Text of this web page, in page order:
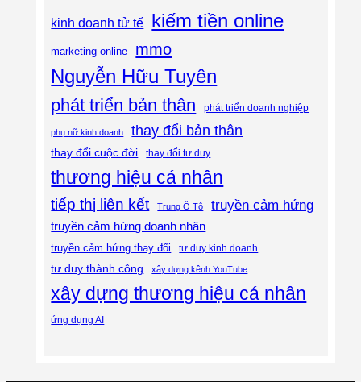
kinh doanh tử tế kiếm tiền online
marketing online mmo
Nguyễn Hữu Tuyên
phát triển bản thân phát triển doanh nghiệp
phụ nữ kinh doanh thay đổi bản thân
thay đổi cuộc đời thay đổi tư duy
thương hiệu cá nhân
tiếp thị liên kết Trung Ô Tô truyền cảm hứng
truyền cảm hứng doanh nhân
truyền cảm hứng thay đổi tư duy kinh doanh
tư duy thành công xây dựng kênh YouTube
xây dựng thương hiệu cá nhân
ứng dụng AI